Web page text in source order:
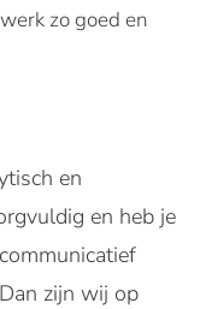
zo goed en
en
en heb je
zijn wij op